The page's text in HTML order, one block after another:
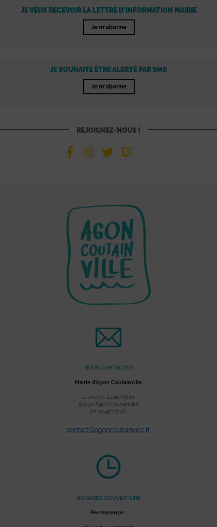
JE VEUX RECEVOIR LA LETTRE D'INFORMATION MAIRIE
Je m'abonne
JE SOUHAITE ÊTRE ALERTÉ PAR SMS
Je m'abonne
REJOIGNEZ-NOUS !
NOUS CONTACTER
Mairie d’Agon Coutainville
2, avenue Louis Périer
50230 Agon Coutainville
02 33 47 07 56
HORAIRES D’OUVERTURE
Permanence :